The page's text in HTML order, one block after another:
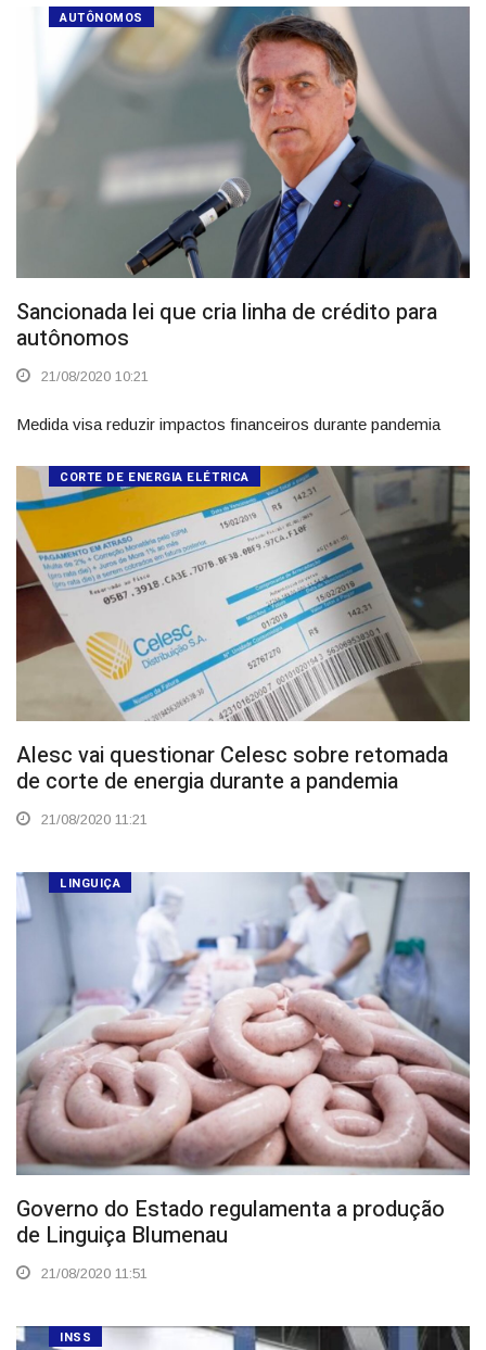
AUTÔNOMOS
Sancionada lei que cria linha de crédito para
autônomos
21/08/2020 10:21
Medida visa reduzir impactos financeiros durante pandemia
CORTE DE ENERGIA ELÉTRICA
Alesc vai questionar Celesc sobre retomada
de corte de energia durante a pandemia
21/08/2020 11:21
LINGUIÇA
Governo do Estado regulamenta a produção
de Linguiça Blumenau
21/08/2020 11:51
INSS